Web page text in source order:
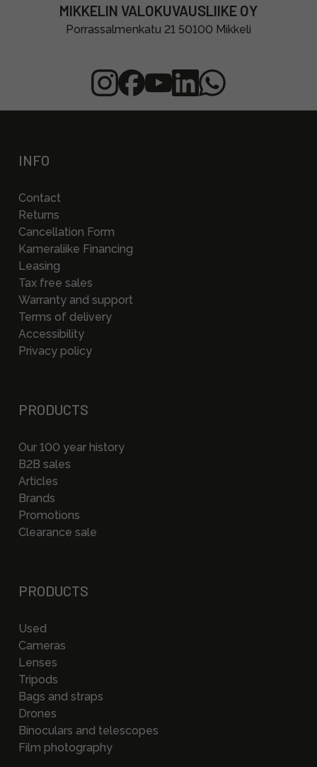
MIKKELIN VALOKUVAUSLIIKE OY
Porrassalmenkatu 21 50100 Mikkeli
INFO
Contact
Returns
Cancellation Form
Kameraliike Financing
Leasing
Tax free sales
Warranty and support
Terms of delivery
Accessibility
Privacy policy
PRODUCTS
Our 100 year history
B2B sales
Articles
Brands
Promotions
Clearance sale
PRODUCTS
Used
Cameras
Lenses
Tripods
Bags and straps
Drones
Binoculars and telescopes
Film photography